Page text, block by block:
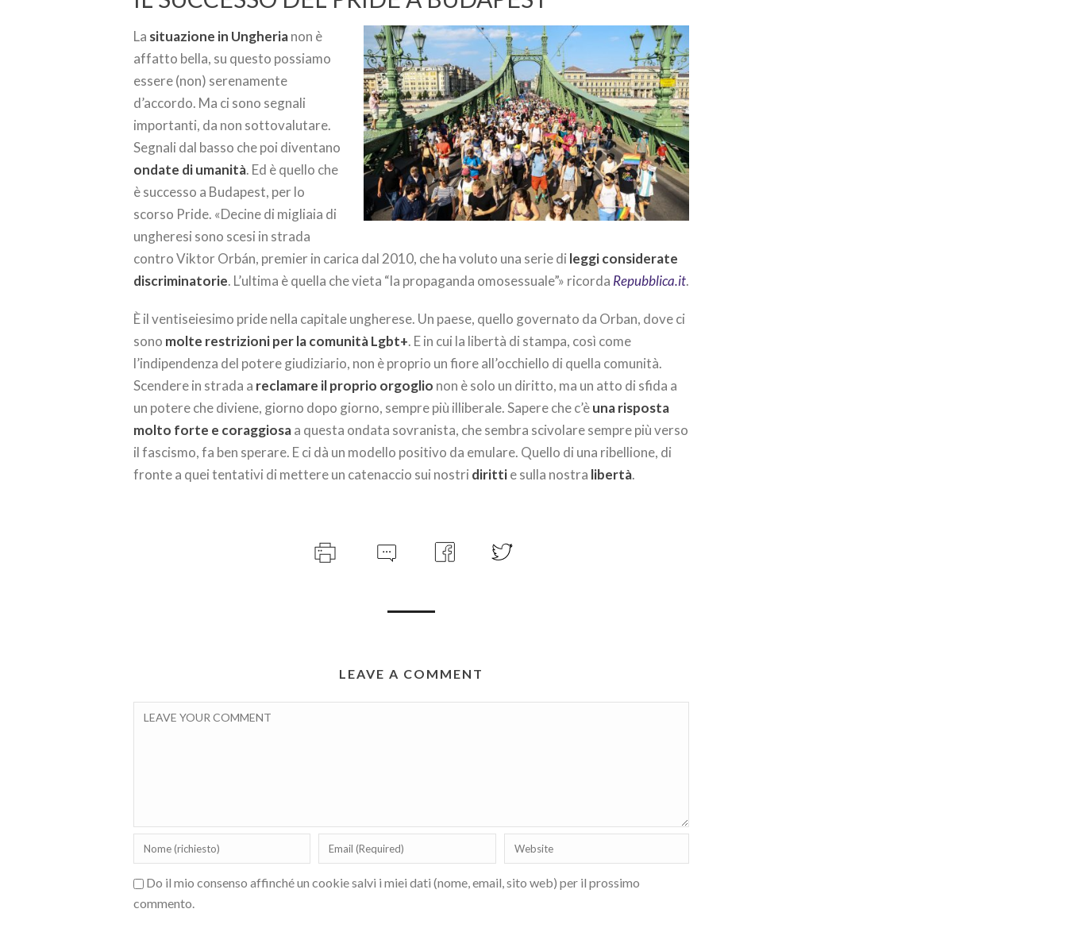
La situazione in Ungherianon è
affatto bella, su questo possiamo
essere (non) serenamente
d’accordo. Ma ci sono segnali
importanti, da non sottovalutare.
Segnali dal basso che poi diventano
ondate di umanità. Ed è quello che
è successo a Budapest, per lo
scorso Pride. «Decine di migliaia di
ungheresi sono scesi in strada
contro Viktor Orbán, premier in carica dal 2010, che ha voluto una serie di leggi considerate
discriminatorie. L’ultima è quella che vieta “la propaganda omosessuale”» ricorda Repubblica.it.
È il ventiseiesimo pride nella capitale ungherese. Un paese, quello governato da Orban, dove ci
sono molte restrizioni per la comunità Lgbt+. E in cui la libertà di stampa, così come
l’indipendenza del potere giudiziario, non è proprio un fiore all’occhiello di quella comunità.
Scendere in strada a reclamare il proprio orgoglio non è solo un diritto, ma un atto di sfida a
un potere che diviene, giorno dopo giorno, sempre più illiberale. Sapere che c’èuna risposta
molto forte e coraggiosaa questa ondata sovranista, che sembra scivolare sempre più verso
il fascismo, fa ben sperare. E ci dà un modello positivo da emulare. Quello di una ribellione, di
fronte a quei tentativi di mettere un catenaccio sui nostri dirittie sulla nostra libertà.
LEAVE A COMMENT
Do il mio consenso affinché un cookie salvi i miei dati (nome, email, sito web) per il prossimo
commento.